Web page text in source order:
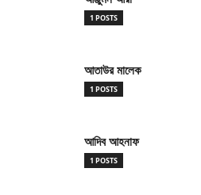
1 POSTS
আতাউর মালেক
1 POSTS
আদিব আহনাফ
1 POSTS